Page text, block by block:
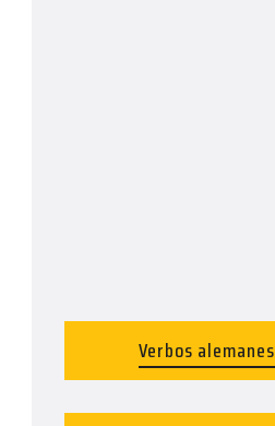
Verbos alemanes